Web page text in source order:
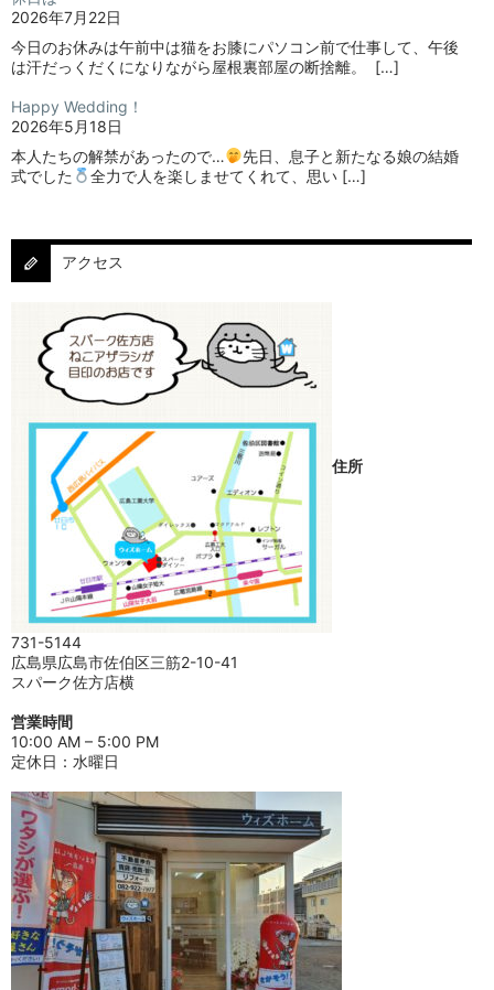
2026年7月22日
今日のお休みは午前中は猫をお膝にパソコン前で仕事して、午後
は汗だっくだくになりながら屋根裏部屋の断捨離。⁡ ⁡ […]
Happy Wedding！
2026年5月18日
本人たちの解禁があったので…
⁡⁡先日、息子と新たなる娘の結婚
式でした
⁡⁡⁡全力で人を楽しませてくれて、思い […]
アクセス
住所
731-5144
広島県広島市佐伯区三筋2-10-41
スパーク佐方店横
営業時間
10:00 AM – 5:00 PM
定休日：水曜日